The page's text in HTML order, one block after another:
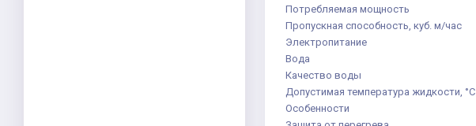
Потребляемая мощность
Пропускная способность, куб. м/час
Электропитание
Вода
Качество воды
Допустимая температура жидкости, °C
Особенности